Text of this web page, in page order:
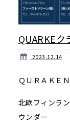
QUARKEク
2023.12.14
ＱＵＲＡＫＥ
北欧フィンラ
ウンダー